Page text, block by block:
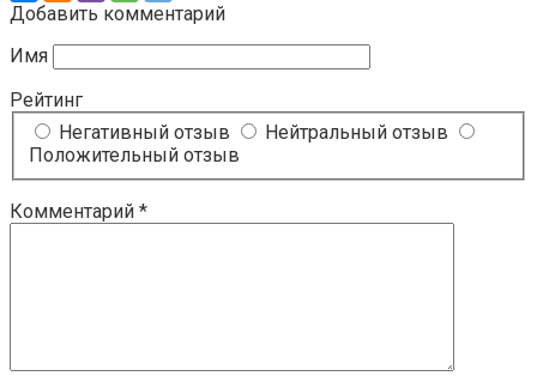
Добавить комментарий
Имя
Рейтинг
Негативный отзыв
Нейтральный отзыв
Положительный отзыв
Комментарий *